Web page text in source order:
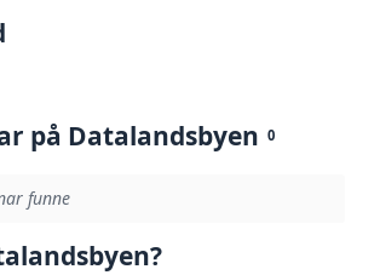
på Datalandsbyen 0
funne